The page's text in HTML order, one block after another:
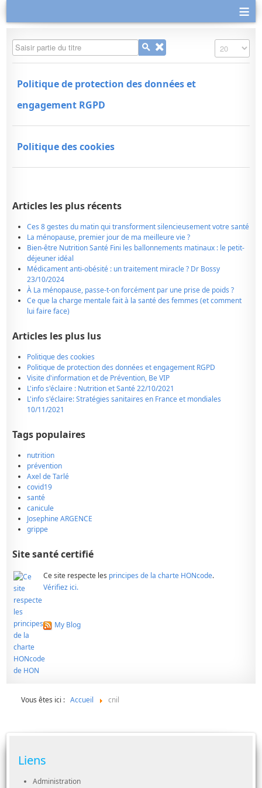
≡
Saisir partie du titre Affichage #
Politique de protection des données et
engagement RGPD
Politique des cookies
Articles les plus récents
Ces 8 gestes du matin qui transforment silencieusement votre santé
La ménopause, premier jour de ma meilleure vie ?
Bien-être Nutrition Santé Fini les ballonnements matinaux : le petit-
déjeuner idéal
Médicament anti-obésité : un traitement miracle ? Dr Bossy
23/10/2024
À La ménopause, passe-t-on forcément par une prise de poids ?
Ce que la charge mentale fait à la santé des femmes (et comment
lui faire face)
Articles les plus lus
Politique des cookies
Politique de protection des données et engagement RGPD
Visite d'information et de Prévention, Be VIP
L'info s'éclaire : Nutrition et Santé 22/10/2021
L'info s'éclaire: Stratégies sanitaires en France et mondiales
10/11/2021
Tags populaires
nutrition
prévention
Axel de Tarlé
covid19
santé
canicule
Josephine ARGENCE
grippe
Site santé certifié
Ce site respecte les principes de la charte HONcode.
Vérifiez ici.
My Blog
Vous êtes ici : Accueil cnil
Liens
Administration